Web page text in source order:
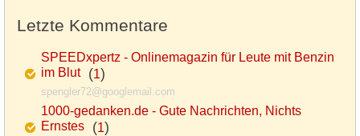
Letzte Kommentare
SPEEDxpertz - Onlinemagazin für Leute mit Benzin
im Blut(1)
spengler72@googlemail.com
1000-gedanken.de - Gute Nachrichten, Nichts
Ernstes (1)